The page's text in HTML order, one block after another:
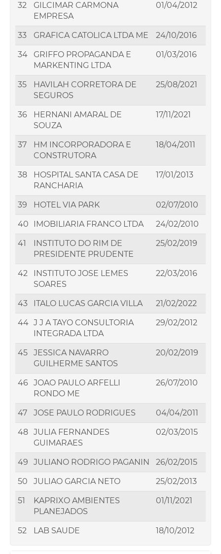
32
GILCIMAR CARMONA
EMPRESA
01/04/2012
33 GRAFICA CATOLICA LTDA ME 24/10/2016
34
GRIFFO PROPAGANDA E
MARKENTING LTDA
01/03/2016
35
HAVILAH CORRETORA DE
SEGUROS
25/08/2021
36
HERNANI AMARAL DE
SOUZA
17/11/2021
37
HM INCORPORADORA E
CONSTRUTORA
18/04/2011
38
HOSPITAL SANTA CASA DE
RANCHARIA
17/01/2013
39 HOTEL VIA PARK 02/07/2010
40 IMOBILIARIA FRANCO LTDA 24/02/2010
41
INSTITUTO DO RIM DE
PRESIDENTE PRUDENTE
25/02/2019
42
INSTITUTO JOSE LEMES
SOARES
22/03/2016
43 ITALO LUCAS GARCIA VILLA 21/02/2022
44 J J A TAYO CONSULTORIA
INTEGRADA LTDA
29/02/2012
45
JESSICA NAVARRO
GUILHERME SANTOS
20/02/2019
46 JOAO PAULO ARFELLI
RONDO ME
26/07/2010
47 JOSE PAULO RODRIGUES 04/04/2011
48 JULIA FERNANDES
GUIMARAES
02/03/2015
49 JULIANO RODRIGO PAGANIN 26/02/2015
50 JULIAO GARCIA NETO 25/02/2013
51
KAPRIXO AMBIENTES
PLANEJADOS
01/11/2021
52 LAB SAUDE 18/10/2012